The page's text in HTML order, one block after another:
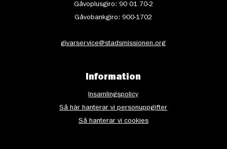
Gåvoplusgiro: 90 01 70-2
Gåvobankgiro: 900-1702
givarservice@stadsmissionen.org
Information
Insamlingspolicy
Så här hanterar vi personuppgifter
Så hanterar vi cookies